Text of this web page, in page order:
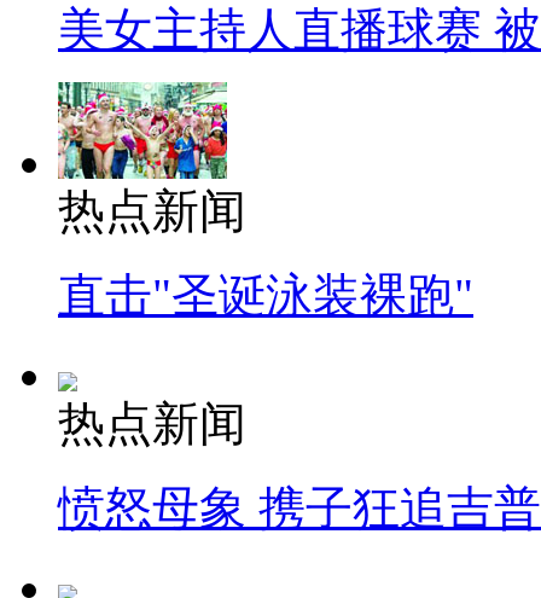
美女主持人直播球赛
热点新闻
直击"圣诞泳装裸跑"
热点新闻
愤怒母象 携子狂追吉